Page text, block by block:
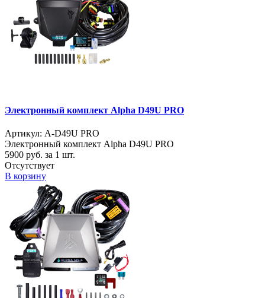
Электронный комплект Alpha D49U PRO
Артикул: A-D49U PRO
Электронный комплект Alpha D49U PRO
5900 руб. за 1 шт.
Отсутствует
В корзину